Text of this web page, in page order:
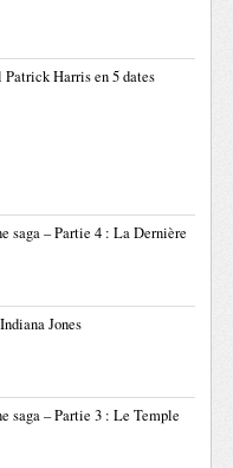
Harris en 5 dates
saga – Partie 4 : La Dernière
Jones
saga – Partie 3 : Le Temple